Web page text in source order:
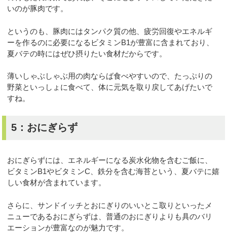
いのが豚肉です。
というのも、豚肉にはタンパク質の他、疲労回復やエネルギ
ーを作るのに必要になるビタミンB1が豊富に含まれており、
夏バテの時にはぜひ摂りたい食材だからです。
薄いしゃぶしゃぶ用の肉ならば食べやすいので、たっぷりの
野菜といっしょに食べて、体に元気を取り戻してあげたいで
すね。
5：おにぎらず
おにぎらずには、エネルギーになる炭水化物を含むご飯に、
ビタミンB1やビタミンC、鉄分を含む海苔という、夏バテに嬉
しい食材が含まれています。
さらに、サンドイッチとおにぎりのいいとこ取りといったメ
ニューであるおにぎらずは、普通のおにぎりよりも具のバリ
エーションが豊富なのが魅力です。